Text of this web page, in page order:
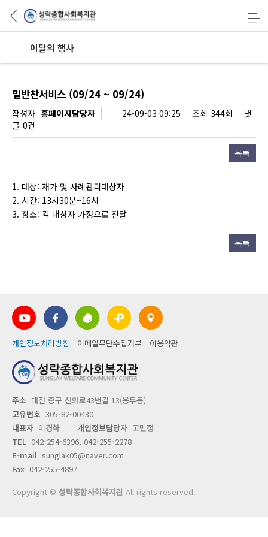
이달의 행사
밑반찬서비스 (09/24 ~ 09/24)
페이지 정보
작성자 홈페이지담당자 24-09-03 09:25 조회 344회
댓
글 0건
목록
1. 대상: 재가 및 사례관리대상자
2. 시간: 13시30분~16시
3. 장소: 각 대상자 가정으로 전달
목록
개인정보처리방침 이메일무단수집거부 이용약관
주소 대전 중구 선화로43번길 13(용두동)
고유번호 305-82-00430
대표자 이경화 개인정보담당자 고민정
TEL 042-254-6396, 042-255-2278
E-mail sunglak05@naver.com
Fax 042-255-4897
Copyright © 성락종합사회복지관 All rights reserved.